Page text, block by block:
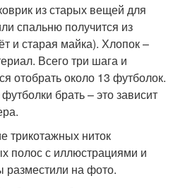
из старых вещей для
спальню получится из
и старая майка). Хлопок –
Всего три шага и
отобрать около 13 футболок.
брать – это зависит
трикотажных ниток
полос с иллюстрациями и
на фото.